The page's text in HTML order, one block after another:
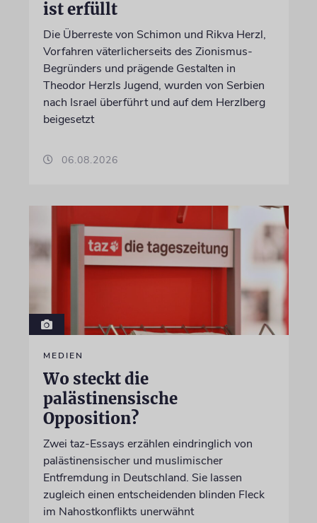
ist erfüllt
Die Überreste von Schimon und Rikva Herzl,
Vorfahren väterlicherseits des Zionismus-
Begründers und prägende Gestalten in
Theodor Herzls Jugend, wurden von Serbien
nach Israel überführt und auf dem Herzlberg
beigesetzt
06.08.2026
MEDIEN
Wo steckt die
palästinensische
Opposition?
Zwei taz-Essays erzählen eindringlich von
palästinensischer und muslimischer
Entfremdung in Deutschland. Sie lassen
zugleich einen entscheidenden blinden Fleck
im Nahostkonflikts unerwähnt